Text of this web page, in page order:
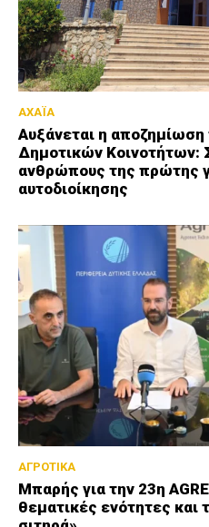
ΑΧΑΪΑ
Αυξάνεται η
Δημοτικών Κοινοτήτων:
ανθρώπους της πρώτης
αυτοδιοίκησης
ΑΓΡΟΤΙΚΑ
Μπαρής για την 23η
θεματικές ενότητες και